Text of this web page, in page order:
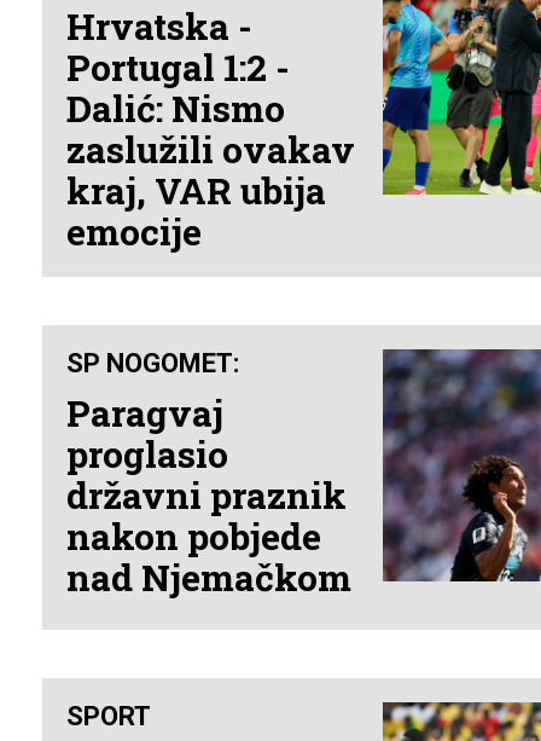
Hrvatska -
Portugal 1:2 -
Dalić: Nismo
zaslužili ovakav
kraj, VAR ubija
emocije
SP NOGOMET:
Paragvaj
proglasio
državni praznik
nakon pobjede
nad Njemačkom
SPORT